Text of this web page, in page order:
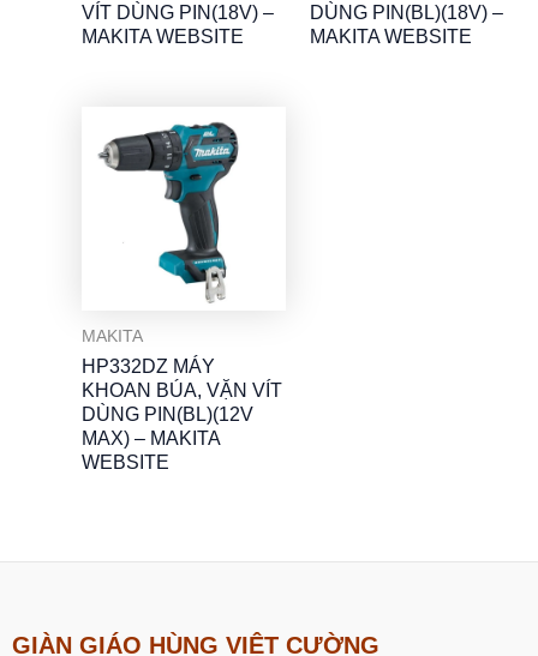
VÍT DÙNG PIN(18V) –
MAKITA WEBSITE
DÙNG PIN(BL)(18V) –
MAKITA WEBSITE
MAKITA
HP332DZ MÁY
KHOAN BÚA, VẶN VÍT
DÙNG PIN(BL)(12V
MAX) – MAKITA
WEBSITE
GIÀN GIÁO HÙNG VIỆT CƯỜNG